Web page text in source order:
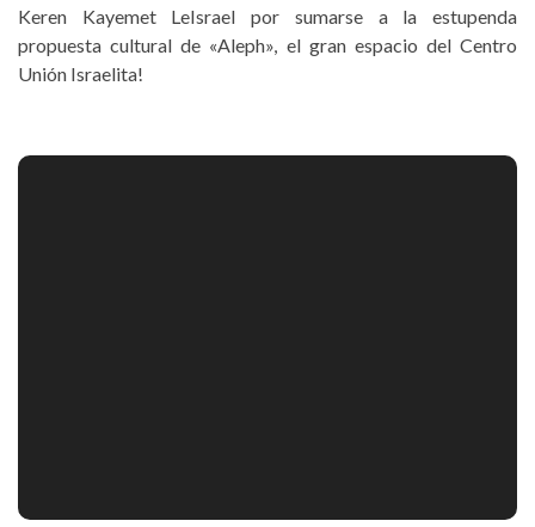
Keren Kayemet LeIsrael por sumarse a la estupenda
propuesta cultural de «Aleph», el gran espacio del Centro
Unión Israelita!